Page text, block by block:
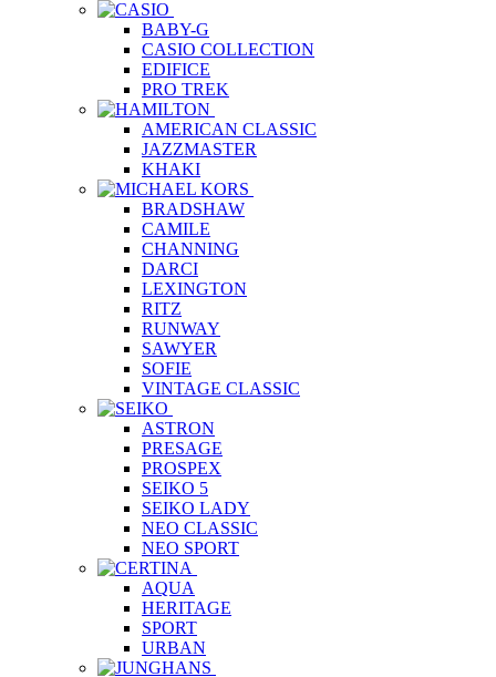
BABY-G
CASIO COLLECTION
EDIFICE
PRO TREK
AMERICAN CLASSIC
JAZZMASTER
KHAKI
BRADSHAW
CAMILE
CHANNING
DARCI
LEXINGTON
RITZ
RUNWAY
SAWYER
SOFIE
VINTAGE CLASSIC
ASTRON
PRESAGE
PROSPEX
SEIKO 5
SEIKO LADY
NEO CLASSIC
NEO SPORT
AQUA
HERITAGE
SPORT
URBAN